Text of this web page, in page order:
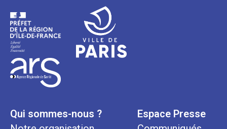
Qui sommes-nous ?
Espace Presse